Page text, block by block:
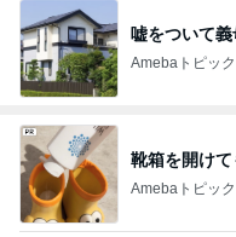
嘘をついて
Amebaトピッ
靴箱を開けて
Amebaトピッ